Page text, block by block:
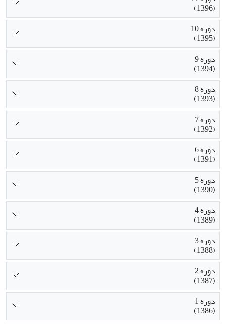
(1396)
دوره 10
(1395)
دوره 9
(1394)
دوره 8
(1393)
دوره 7
(1392)
دوره 6
(1391)
دوره 5
(1390)
دوره 4
(1389)
دوره 3
(1388)
دوره 2
(1387)
دوره 1
(1386)